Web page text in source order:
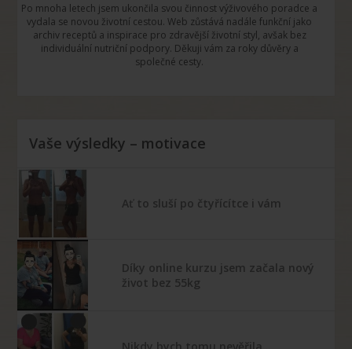
Po mnoha letech jsem ukončila svou činnost výživového poradce a
vydala se novou životní cestou. Web zůstává nadále funkční jako
archiv receptů a inspirace pro zdravější životní styl, avšak bez
individuální nutriční podpory. Děkuji vám za roky důvěry a
společné cesty.
Vaše výsledky – motivace
Ať to sluší po čtyřícítce i vám
Díky online kurzu jsem začala nový
život bez 55kg